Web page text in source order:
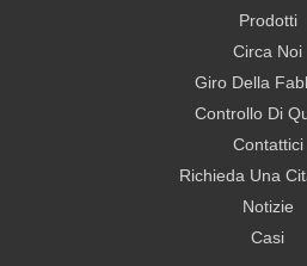
Prodotti
Circa Noi
Giro Della
Controllo Di
Contattici
Richieda Una
Notizie
Casi